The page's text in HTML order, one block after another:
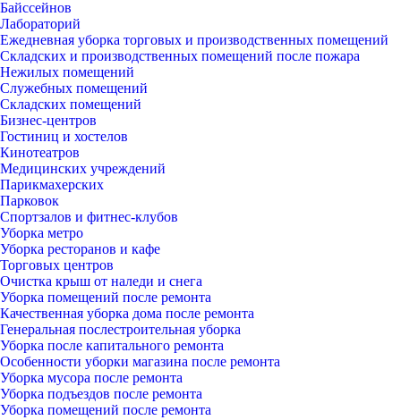
Байссейнов
Лабораторий
Ежедневная уборка торговых и производственных помещений
Складских и производственных помещений после пожара
Нежилых помещений
Служебных помещений
Складских помещений
Бизнес-центров
Гостиниц и хостелов
Кинотеатров
Медицинских учреждений
Парикмахерских
Парковок
Спортзалов и фитнес-клубов
Уборка метро
Уборка ресторанов и кафе
Торговых центров
Очистка крыш от наледи и снега
Уборка помещений после ремонта
Качественная уборка дома после ремонта
Генеральная послестроительная уборка
Уборка после капитального ремонта
Особенности уборки магазина после ремонта
Уборка мусора после ремонта
Уборка подъездов после ремонта
Уборка помещений после ремонта